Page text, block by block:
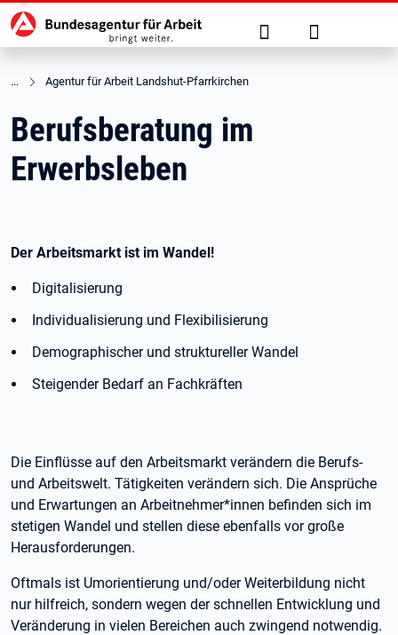
zu den Hauptinhalten springen
Hauptnavigation Suche Anmelden
Agentur für Arbeit Landshut-Pfarrkirchen
Berufsberatung im
Erwerbsleben
Der Arbeitsmarkt ist im Wandel!
Digitalisierung
Individualisierung und Flexibilisierung
Demographischer und struktureller Wandel
Steigender Bedarf an Fachkräften
Die Einflüsse auf den Arbeitsmarkt verändern die Berufs-
und Arbeitswelt. Tätigkeiten verändern sich. Die Ansprüche
und Erwartungen an Arbeitnehmer*innen befinden sich im
stetigen Wandel und stellen diese ebenfalls vor große
Herausforderungen.
Oftmals ist Umorientierung und/oder Weiterbildung nicht
nur hilfreich, sondern wegen der schnellen Entwicklung und
Veränderung in vielen Bereichen auch zwingend notwendig.